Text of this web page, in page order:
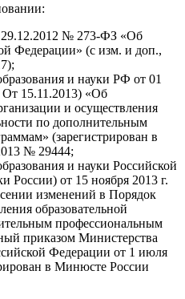
29.12.2012 № 273-ФЗ «Об
Федерации» (с изм. и доп.,
и науки РФ от 01
15.11.2013) «Об
и осуществления
по дополнительным
(зарегистрирован в
№ 29444;
и науки Российской
России) от 15 ноября 2013 г.
изменений в Порядок
образовательной
профессиональным
приказом Министерства
Федерации от 1 июля
в Минюсте России